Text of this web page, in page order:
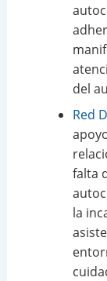
del
Red
falta
la